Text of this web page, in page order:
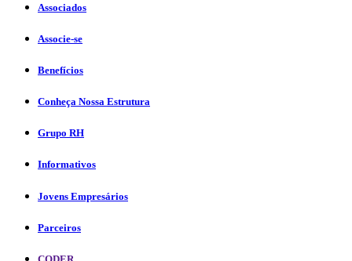
Associados
Associe-se
Benefícios
Conheça Nossa Estrutura
Grupo RH
Informativos
Jovens Empresários
Parceiros